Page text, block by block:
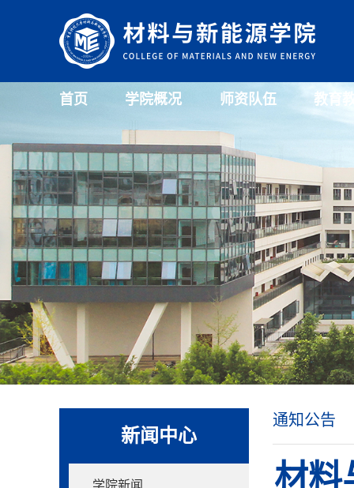
首页 学院概况 师资队伍 教育
新闻中心
学院新闻
通知公告
材料